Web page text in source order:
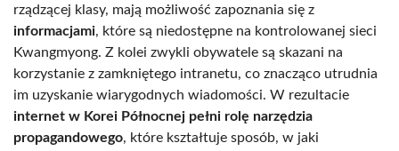
rządzącej klasy, mają możliwość zapoznania się z
informacjami, które są niedostępne na kontrolowanej sieci
Kwangmyong. Z kolei zwykli obywatele są skazani na
korzystanie z zamkniętego intranetu, co znacząco utrudnia
im uzyskanie wiarygodnych wiadomości. W rezultacie
internet w Korei Północnej pełni rolę narzędzia
propagandowego, które kształtuje sposób, w jaki